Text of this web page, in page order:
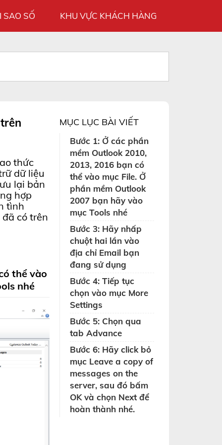
SAO SỐ KHU VỰC KHÁCH HÀNG
thức
dữ liệu
lại bản
hợp
tình
có trên
thể vào
nhé
MỤC LỤC BÀI VIẾT
Bước 1: Ở các phần
mềm Outlook 2010,
2013, 2016 bạn có
thể vào mục File. Ở
phần mềm Outlook
2007 bạn hãy vào
mục Tools nhé
Bước 3: Hãy nhấp
chuột hai lần vào
địa chỉ Email bạn
đang sử dụng
Bước 4: Tiếp tục
chọn vào mục More
Settings
Bước 5: Chọn qua
tab Advance
Bước 6: Hãy click bỏ
mục Leave a copy of
messages on the
server, sau đó bấm
OK và chọn Next để
hoàn thành nhé.